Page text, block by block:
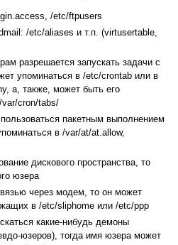
/etc/ftpusers
/etc/aliases и т.п. (virtusertable,
разрешается запускать задачи с
упоминаться в /etc/crontab или в
а, также, может быть его
cron/tabs/
пакетным выполнением
в /var/at/at.allow,
дискового пространства, то
юзера
через модем, то он может
в /etc/sliphome или /etc/ppp
какие-нибудь демоны
юзеров), тогда имя юзера может